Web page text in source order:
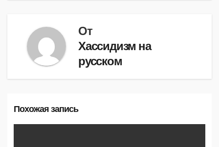
От
Хассидизм на
русском
Похожая запись